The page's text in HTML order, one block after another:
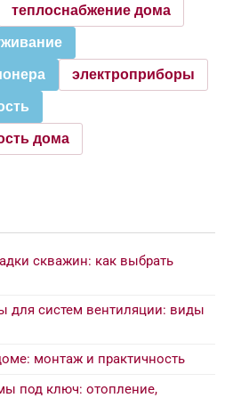
теплоснабжение дома
электроприборы
дома
скважин: как выбрать
для систем вентиляции: виды
монтаж и практичность
под ключ: отопление,